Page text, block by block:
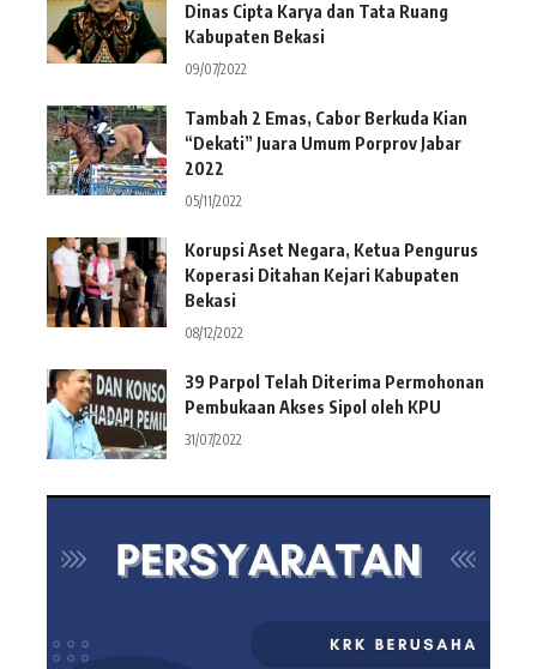
Dinas Cipta Karya dan Tata Ruang
Kabupaten Bekasi
09/07/2022
Tambah 2 Emas, Cabor Berkuda Kian
“Dekati” Juara Umum Porprov Jabar
2022
05/11/2022
Korupsi Aset Negara, Ketua Pengurus
Koperasi Ditahan Kejari Kabupaten
Bekasi
08/12/2022
39 Parpol Telah Diterima Permohonan
Pembukaan Akses Sipol oleh KPU
31/07/2022